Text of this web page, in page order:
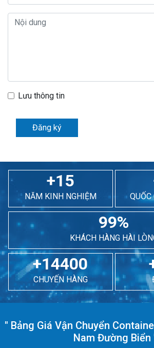
Lưu thông tin
Đăng ký
+15
NĂM KINH NGHIỆM
99%
KHÁCH HÀNG HÀI
+14400
CHUYẾN HÀNG
" Bảng Giá Vận Chuyển
Nam Đường Biển